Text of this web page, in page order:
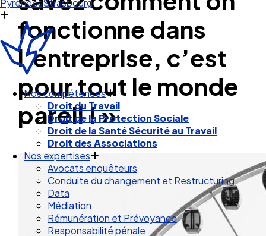
AngoulêmeBayonneBordeauxCognacLilleLyon Marseille
Pyrénées
Nos compétences
Droit du Travail
Droit de la Protection Sociale
Droit de la Santé Sécurité au Travail
Droit des Associations
Nos expertises
Avocats enquêteurs
Conduite du changement et Restructuring
Data
Médiation
Rémunération et Prévoyance
fonctionne dans
l’entreprise, c’est
pour tout le monde
pareil ! »